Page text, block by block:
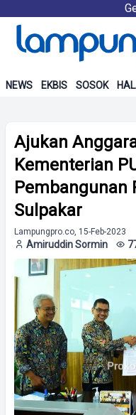
NEWS EKBIS SOSOK
Ajukan
Kementerian
Pembangunan
Sulpakar
Lampungpro.co, 15-Feb-2023
Amiruddin Sormin